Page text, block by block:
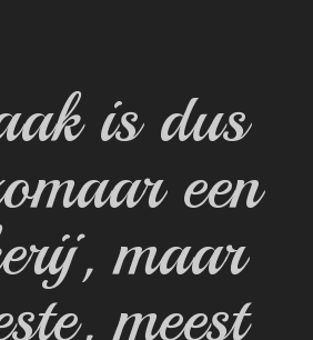
is dus
een
maar
meest